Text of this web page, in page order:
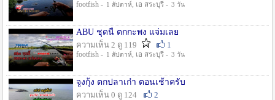
footfish - 1 สัปดาห์, เอ สระบุรี - 3 วัน
ABU ชุดนี้ ตกกะพง แจ่มเลย
ความเห็น 2 ดู 119
1
footfish - 1 สัปดาห์, เอ สระบุรี - 3 วัน
จูงกุ้ง ตกปลาเก๋า ตอนเช้าครับ
ความเห็น 0 ดู 124
2